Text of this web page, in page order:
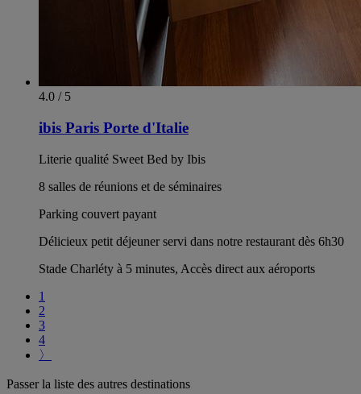
4.0 / 5
ibis Paris Porte d'Italie
Literie qualité Sweet Bed by Ibis
8 salles de réunions et de séminaires
Parking couvert payant
Délicieux petit déjeuner servi dans notre restaurant dès 6h30
Stade Charléty à 5 minutes, Accès direct aux aéroports
1
2
3
4
〉
Passer la liste des autres destinations